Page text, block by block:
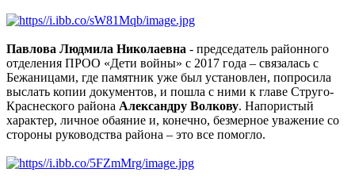
Павлова Людмила Николаевна - председатель районного
отделения ПРОО «Дети войны» с 2017 года – связалась с
Бежаницами, где памятник уже был установлен, попросила
выслать копии документов, и пошла с ними к главе Струго-
Краснеского района Александру Волкову. Напористый
характер, личное обаяние и, конечно, безмерное уважение со
стороны руководства района – это все помогло.